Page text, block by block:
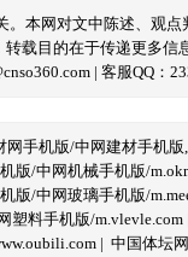
。本网对文中陈述、观
载目的在于传递更多
| 客服QQ：
网手机版/中网建材手机版
版/中网机械手机版/
版/中网玻璃手机版/
塑料手机版/m.vlevle.com
| 中国体坛